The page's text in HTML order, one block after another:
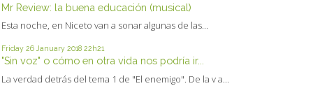
Mr Review: la buena educación (musical)
Esta noche, en Niceto van a sonar algunas de las...
Friday 26 January 2018 22h21
"Sin voz" o cómo en otra vida nos podría ir...
La verdad detrás del tema 1 de "El enemigo". De la v a...